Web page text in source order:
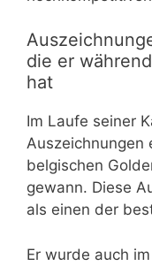
die er
hat
Im Laufe seiner
Auszeichnungen
belgischen
gewann. Diese
als einen der
Er wurde auch